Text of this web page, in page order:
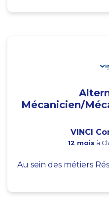
Mécanicien/
VINCI
12 mois à
Au sein des métiers